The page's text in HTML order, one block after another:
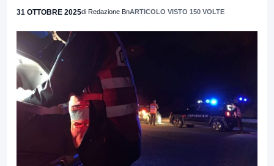
31 OTTOBRE 2025di Redazione BnARTICOLO VISTO 150 VOLTE